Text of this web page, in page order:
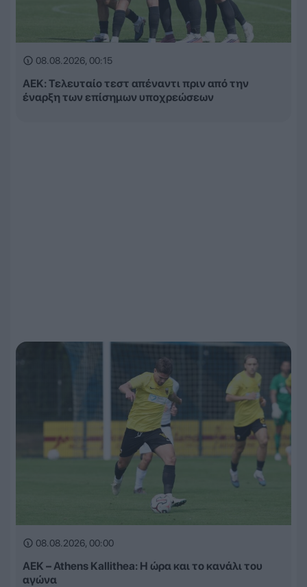
08.08.2026, 00:15
ΑΕΚ: Τελευταίο τεστ απέναντι πριν από την
έναρξη των επίσημων υποχρεώσεων
08.08.2026, 00:00
ΑΕΚ – Athens Kallithea: Η ώρα και το κανάλι του
αγώνα